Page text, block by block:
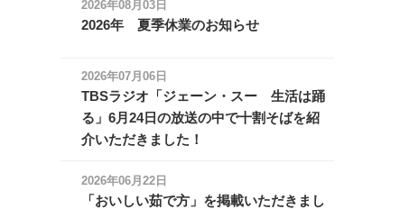
2026年08月03日
2026年 夏季休業のお知らせ
2026年07月06日
TBSラジオ「ジェーン・スー 生活は踊
る」6月24日の放送の中で十割そばを紹
介いただきました！
2026年06月22日
「おいしい茹で方」を掲載いただきまし